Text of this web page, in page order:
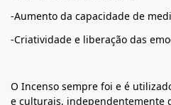
-Aumento da capacidade de
-Criatividade e liberação das
O Incenso sempre foi e é
e culturais, independentemente